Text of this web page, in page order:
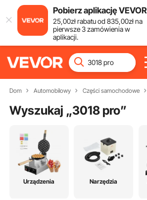
Pobierz aplikację VEVOR
25,00złrabatu od835,00złna
pierwsze 3 zamówienia w
aplikacji.
Dom Automobilowy Części samochodowe
Wyszukaj „3018 pro”
Urządzenia Narzędzia